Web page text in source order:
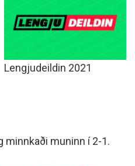
Lengjudeildin 2021
minnkaði muninn í 2-1.